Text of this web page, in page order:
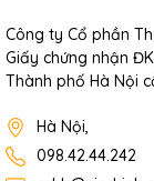
Công ty Cổ phần
Giấy chứng nhận
Thành phố Hà Nội
Hà Nội,
098.42.44.242